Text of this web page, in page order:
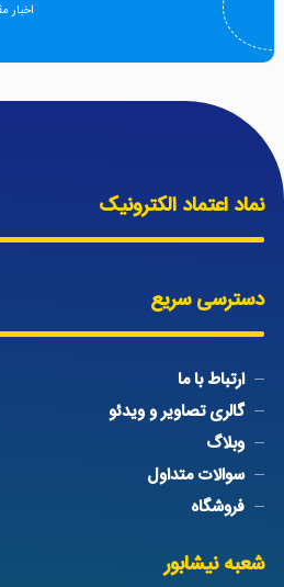
اخبار
نماد اعتماد الکترونیک
دسترسی سریع
ارتباط با ما
گالری تصاویر و ویدئو
وبلاگ
سوالات متداول
فروشگاه
شعبه نیشابور